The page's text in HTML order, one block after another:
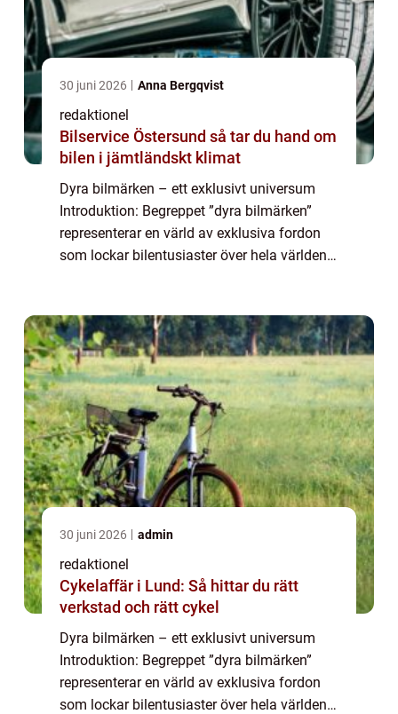
30 juni 2026 Anna Bergqvist
redaktionel
Bilservice Östersund så tar du hand om
bilen i jämtländskt klimat
Dyra bilmärken – ett exklusivt universum
Introduktion: Begreppet ”dyra bilmärken”
representerar en värld av exklusiva fordon
som lockar bilentusiaster över hela världen.
30 juni 2026 admin
redaktionel
Cykelaffär i Lund: Så hittar du rätt
verkstad och rätt cykel
Dyra bilmärken – ett exklusivt universum
Introduktion: Begreppet ”dyra bilmärken”
representerar en värld av exklusiva fordon
som lockar bilentusiaster över hela världen.